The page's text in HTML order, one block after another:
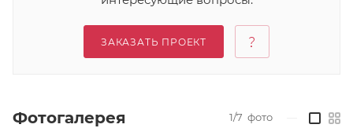
ЗАКАЗАТЬ ПРОЕКТ
Фотогалерея 1/7 фото